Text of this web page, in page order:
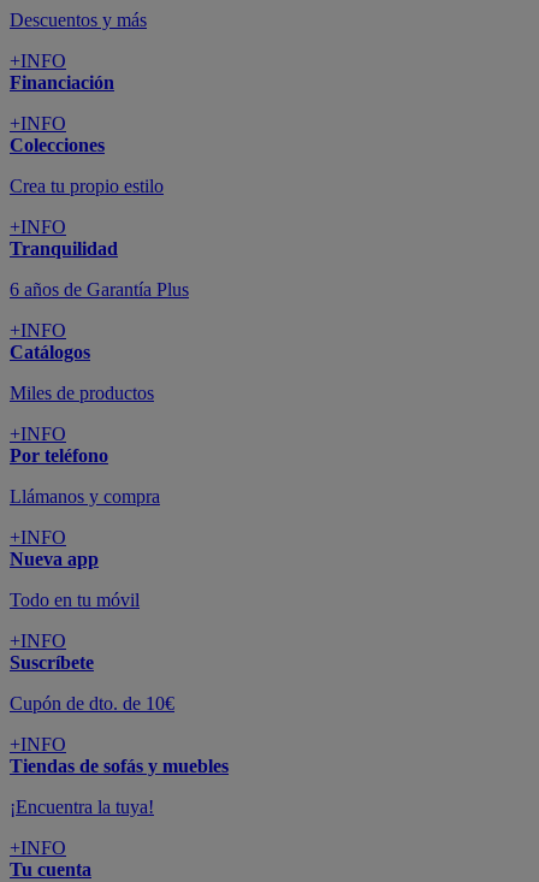
Descuentos y más
+INFO
Financiación
+INFO
Colecciones
Crea tu propio estilo
+INFO
Tranquilidad
6 años de Garantía Plus
+INFO
Catálogos
Miles de productos
+INFO
Por teléfono
Llámanos y compra
+INFO
Nueva app
Todo en tu móvil
+INFO
Suscríbete
Cupón de dto. de 10€
+INFO
Tiendas de sofás y muebles
¡Encuentra la tuya!
+INFO
Tu cuenta